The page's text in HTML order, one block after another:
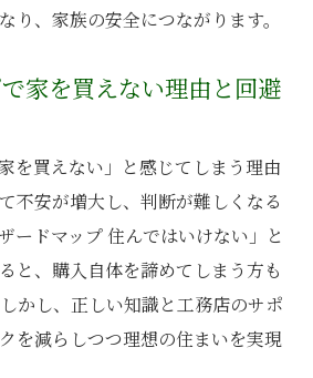
り、家族の安全につながります。
家を買えない理由と回避
を買えない」と感じてしまう理由
不安が増大し、判断が難しくなる
ードマップ 住んではいけない」と
と、購入自体を諦めてしまう方も
かし、正しい知識と工務店のサポ
を減らしつつ理想の住まいを実現